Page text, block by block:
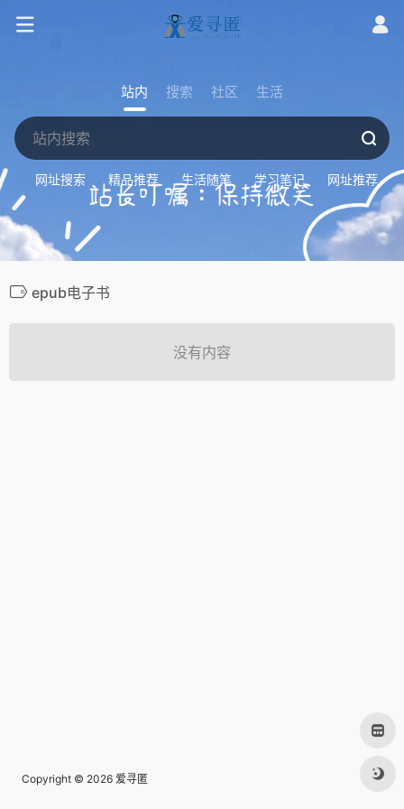
站内 搜索 社区 生活
网址搜索 精品推荐 生活随笔 学习笔记 网址推荐
epub电子书
没有内容
Copyright © 2026 爱寻匿